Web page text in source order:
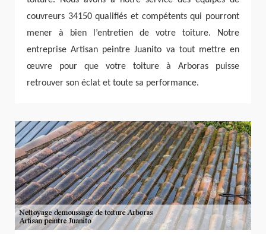
couvreurs 34150 qualifiés et compétents qui pourront
mener à bien l’entretien de votre toiture. Notre
entreprise Artisan peintre Juanito va tout mettre en
œuvre pour que votre toiture à Arboras puisse
retrouver son éclat et toute sa performance.